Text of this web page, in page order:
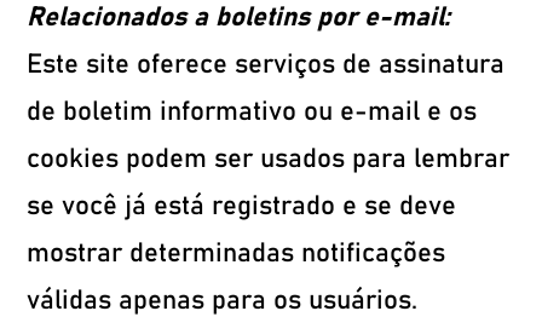
Relacionados a boletins por e-mail:
Este site oferece serviços de assinatura
de boletim informativo ou e-mail e os
cookies podem ser usados ​​para lembrar
se você já está registrado e se deve
mostrar determinadas notificações
válidas apenas para os usuários.